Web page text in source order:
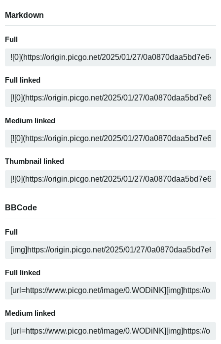
Markdown
Full
Full linked
Medium linked
Thumbnail linked
BBCode
Full
Full linked
Medium linked